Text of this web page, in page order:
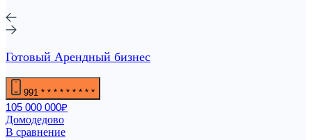
Готовый Арендный бизнес
991 * * * * * * * * *
105 000 000₽
Домодедово
В сравнение